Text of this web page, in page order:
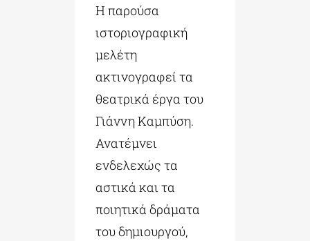
Η παρούσα
ιστοριογραφική
μελέτη
ακτινογραφεί τα
θεα­τρικά έργα του
Γιάννη Καμπύση.
Ανατέμνει
ενδελεχώς τα
αστικά και τα
ποιητικά δράματα
του δημιουργού,